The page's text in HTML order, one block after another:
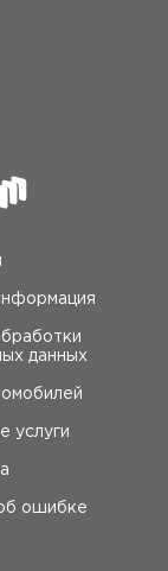
данных
услуги
ошибке